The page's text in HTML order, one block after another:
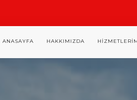
ANASAYFA HAKKIMIZDA